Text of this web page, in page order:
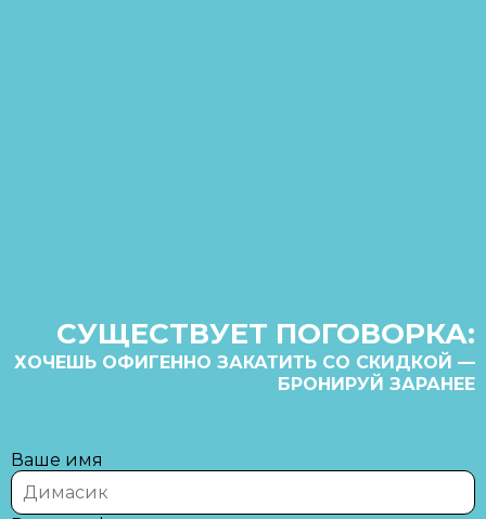
СУЩЕСТВУЕТ ПОГОВОРКА:
ХОЧЕШЬ ОФИГЕННО ЗАКАТИТЬ СО СКИДКОЙ —
БРОНИРУЙ ЗАРАНЕЕ
Ваше имя